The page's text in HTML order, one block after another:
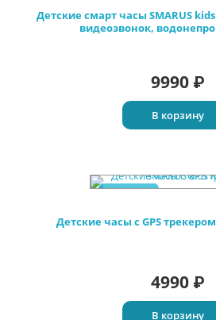
Детские смарт часы SMARUS kids
видеозвонок,
9990 ₽
В корзину
Новинка
Детские часы с GPS трекером
4990 ₽
В корзину